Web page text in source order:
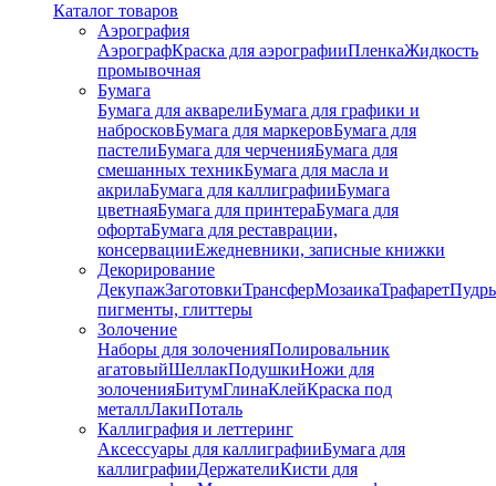
Каталог товаров
Аэрография
АэрографКраска для аэрографииПленкаЖидкость
промывочная
Бумага
Бумага для акварелиБумага для графики и
набросковБумага для маркеровБумага для
пастелиБумага для черченияБумага для
смешанных техникБумага для масла и
акрилаБумага для каллиграфииБумага
цветнаяБумага для принтераБумага для
офортаБумага для реставрации,
консервацииЕжедневники, записные книжки
Декорирование
ДекупажЗаготовкиТрансферМозаикаТрафарет
пигменты, глиттеры
Золочение
Наборы для золоченияПолировальник
агатовыйШеллакПодушкиНожи для
золоченияБитумГлинаКлейКраска под
металлЛакиПоталь
Каллиграфия и леттеринг
Аксессуары для каллиграфииБумага для
каллиграфииДержателиКисти для